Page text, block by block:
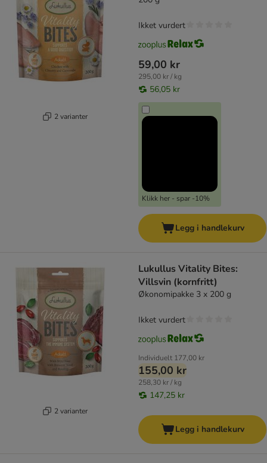
2 varianter
59,00 kr
295,00 kr / kg
56,05 kr
Klikk her - spar -10%
Ikket vurdert
Legg i handlekurv
2 varianter
Lukullus Vitality Bites:
Villsvin (kornfritt)
Økonomipakke 3 x 200 g
Individuelt 177,00 kr
155,00 kr
258,30 kr / kg
147,25 kr
Ikket vurdert
Legg i handlekurv